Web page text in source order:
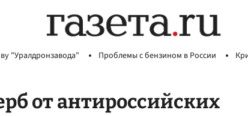
"Уралдронзавода" Проблемы с бензином в России
от антироссийских